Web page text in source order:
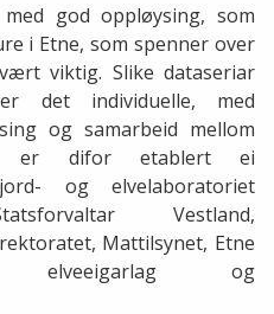
god oppløysing, som
i Etne, som spenner over
viktig. Slike dataseriar
det individuelle, med
og samarbeid mellom
er difor etablert ei
og elvelaboratoriet
Vestland,
Mattilsynet, Etne
elveeigarlag og